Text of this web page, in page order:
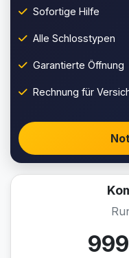
Sofortige Hilfe
Alle Schlosstypen
Garantierte Öffnung
Rechnung für